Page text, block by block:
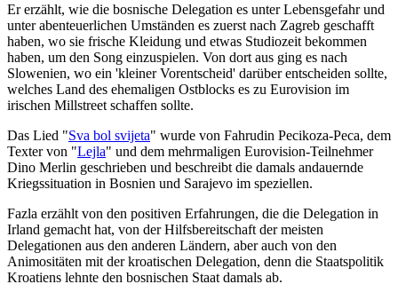
Er erzählt, wie die bosnische Delegation es unter Lebensgefahr und
unter abenteuerlichen Umständen es zuerst nach Zagreb geschafft
haben, wo sie frische Kleidung und etwas Studiozeit bekommen
haben, um den Song einzuspielen. Von dort aus ging es nach
Slowenien, wo ein 'kleiner Vorentscheid' darüber entscheiden sollte,
welches Land des ehemaligen Ostblocks es zu Eurovision im
irischen Millstreet schaffen sollte.
Das Lied "Sva bol svijeta" wurde von Fahrudin Pecikoza-Peca, dem
Texter von "Lejla" und dem mehrmaligen Eurovision-Teilnehmer
Dino Merlin geschrieben und beschreibt die damals andauernde
Kriegssituation in Bosnien und Sarajevo im speziellen.
Fazla erzählt von den positiven Erfahrungen, die die Delegation in
Irland gemacht hat, von der Hilfsbereitschaft der meisten
Delegationen aus den anderen Ländern, aber auch von den
Animositäten mit der kroatischen Delegation, denn die Staatspolitik
Kroatiens lehnte den bosnischen Staat damals ab.